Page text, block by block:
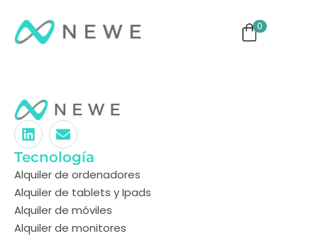
0
Tecnología
Alquiler de ordenadores
Alquiler de tablets y Ipads
Alquiler de móviles
Alquiler de monitores